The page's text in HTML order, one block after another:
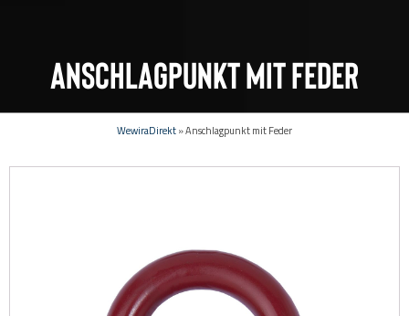
Anschlagpunkt mit Feder
WewiraDirekt»Anschlagpunkt mit Feder